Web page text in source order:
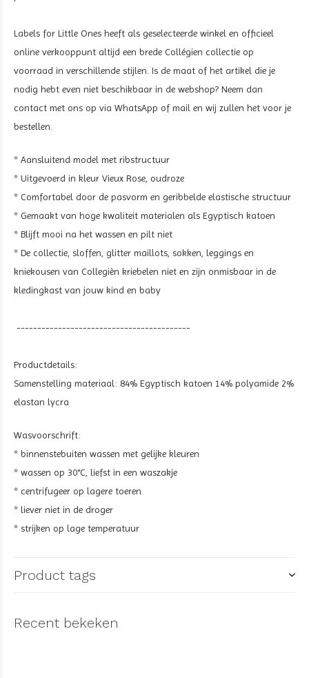
Labels for Little Ones heeft als geselecteerde winkel en officieel
online verkooppunt altijd een brede Collégien collectie op
voorraad in verschillende stijlen. Is de maat of het artikel die je
nodig hebt even niet beschikbaar in de webshop? Neem dan
contact met ons op via WhatsApp of mail en wij zullen het voor je
bestellen.
* Aansluitend model met ribstructuur
* Uitgevoerd in kleur Vieux Rose, oudroze
* Comfortabel door de pasvorm en geribbelde elastische structuur
* Gemaakt van hoge kwaliteit materialen als Egyptisch katoen
* Blijft mooi na het wassen en pilt niet
* De collectie, sloffen, glitter maillots, sokken, leggings en
kniekousen van Collegièn kriebelen niet en zijn onmisbaar in de
kledingkast van jouw kind en baby
------------------------------------------
Productdetails:
Samenstelling materiaal: 84% Egyptisch katoen 14% polyamide 2%
elastan lycra
Wasvoorschrift:
* binnenstebuiten wassen met gelijke kleuren
* wassen op 30°C, liefst in een waszakje
* centrifugeer op lagere toeren
* liever niet in de droger
* strijken op lage temperatuur
Product tags
Recent bekeken